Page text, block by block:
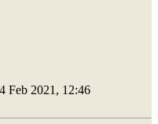
Feb 2021, 12:46